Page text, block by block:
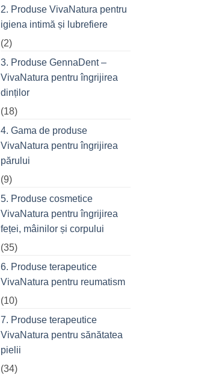
prietenii
în
oraș
2. Produse VivaNatura pentru
igiena intimă și lubrefiere
(2)
3. Produse GennaDent –
VivaNatura pentru îngrijirea
dinților
(18)
4. Gama de produse
VivaNatura pentru îngrijirea
părului
(9)
5. Produse cosmetice
VivaNatura pentru îngrijirea
feței, mâinilor și corpului
(35)
6. Produse terapeutice
VivaNatura pentru reumatism
(10)
7. Produse terapeutice
VivaNatura pentru sănătatea
pielii
(34)